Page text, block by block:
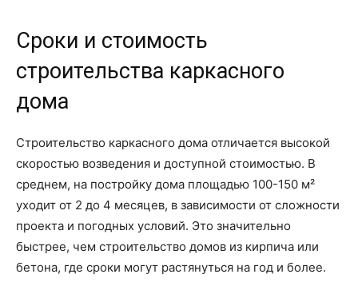
Сроки и стоимость
строительства каркасного
дома
Строительство каркасного дома отличается высокой
скоростью возведения и доступной стоимостью. В
среднем, на постройку дома площадью 100-150 м²
уходит от 2 до 4 месяцев, в зависимости от сложности
проекта и погодных условий. Это значительно
быстрее, чем строительство домов из кирпича или
бетона, где сроки могут растянуться на год и более.